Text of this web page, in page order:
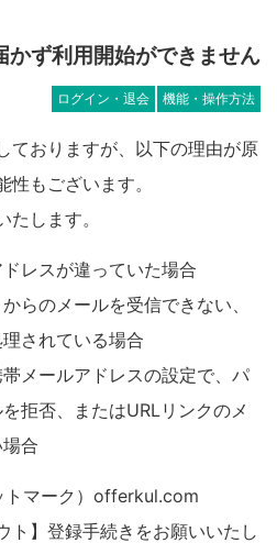
かず利用開始ができません
ログイン・退会 機能・操作方法
ておりますが、以下の理由が原
もございます。
します。
レスが違っていた場合
らのメールを受信できない、
されている場合
メールアドレスの設定で、パ
拒否、またはURLリンクのメ
合
マーク）offerkul.com
ト】登録手続きをお願いいたし